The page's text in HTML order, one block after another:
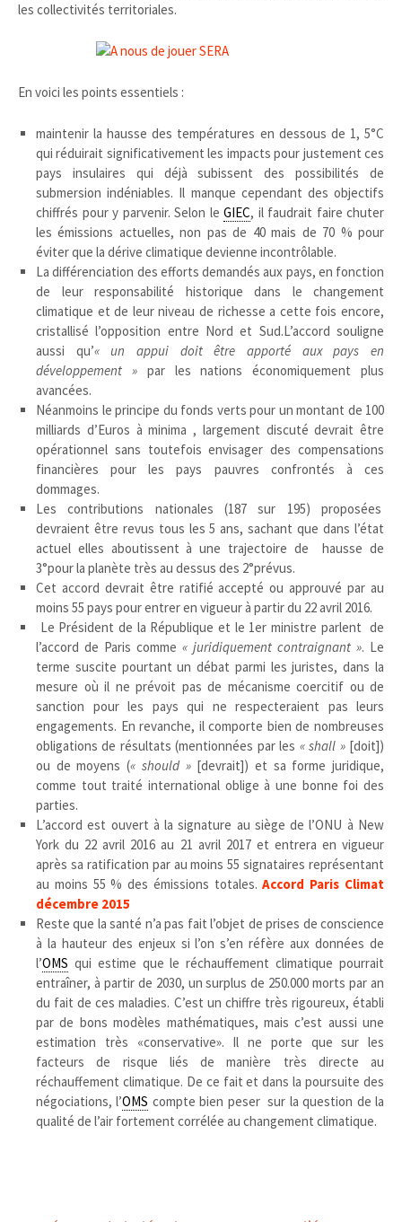
les collectivités territoriales.
En voici les points essentiels :
maintenir la hausse des températures en dessous de 1, 5°C
qui réduirait significativement les impacts pour justement ces
pays insulaires qui déjà subissent des possibilités de
submersion indéniables. Il manque cependant des objectifs
chiffrés pour y parvenir. Selon le GIEC, il faudrait faire chuter
les émissions actuelles, non pas de 40 mais de 70 % pour
éviter que la dérive climatique devienne incontrôlable.
La différenciation des efforts demandés aux pays, en fonction
de leur responsabilité historique dans le changement
climatique et de leur niveau de richesse a cette fois encore,
cristallisé l’opposition entre Nord et Sud.L’accord souligne
aussi qu’« un appui doit être apporté aux pays en
développement » par les nations économiquement plus
avancées.
Néanmoins le principe du fonds verts pour un montant de 100
milliards d’Euros à minima , largement discuté devrait être
opérationnel sans toutefois envisager des compensations
financières pour les pays pauvres confrontés à ces
dommages.
Les contributions nationales (187 sur 195) proposées
devraient être revus tous les 5 ans, sachant que dans l’état
actuel elles aboutissent à une trajectoire de hausse de
3°pour la planète très au dessus des 2°prévus.
Cet accord devrait être ratifié accepté ou approuvé par au
moins 55 pays pour entrer en vigueur à partir du 22 avril 2016.
Le Président de la République et le 1er ministre parlent de
l’accord de Paris comme « juridiquement contraignant ». Le
terme suscite pourtant un débat parmi les juristes, dans la
mesure où il ne prévoit pas de mécanisme coercitif ou de
sanction pour les pays qui ne respecteraient pas leurs
engagements. En revanche, il comporte bien de nombreuses
obligations de résultats (mentionnées par les « shall »[doit])
ou de moyens (« should »[devrait]) et sa forme juridique,
comme tout traité international oblige à une bonne foi des
parties.
L’accord est ouvert à la signature au siège de l’ONU à New
York du 22 avril 2016 au 21 avril 2017 et entrera en vigueur
après sa ratification par au moins 55 signataires représentant
au moins 55 % des émissions totales.Accord Paris Climat
décembre 2015
Reste que la santé n’a pas fait l’objet de prises de conscience
à la hauteur des enjeux si l’on s’en réfère aux données de
l’OMS qui estime que le réchauffement climatique pourrait
entraîner, à partir de 2030, un surplus de 250.000 morts par an
du fait de ces maladies. C’est un chiffre très rigoureux, établi
par de bons modèles mathématiques, mais c’est aussi une
estimation très «conservative». Il ne porte que sur les
facteurs de risque liés de manière très directe au
réchauffement climatique. De ce fait et dans la poursuite des
négociations, l’OMS compte bien peser sur la question de la
qualité de l’air fortement corrélée au changement climatique.